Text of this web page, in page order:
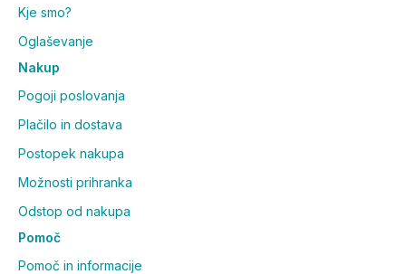
(AQUA). XANTHAN GUM
Kje smo?
Oglaševanje
Nakup
Pogoji poslovanja
Plačilo in dostava
Postopek nakupa
Možnosti prihranka
Odstop od nakupa
Pomoč
Pomoč in informacije